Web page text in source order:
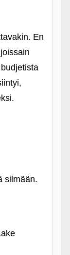
En
silmään.